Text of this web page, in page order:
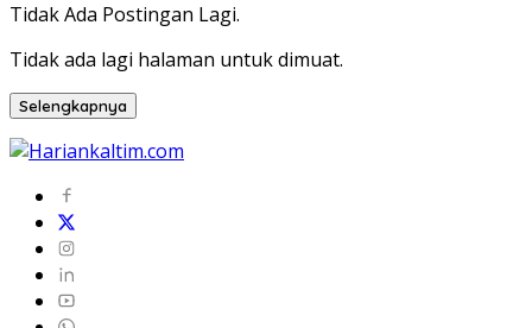
Tidak Ada Postingan Lagi.
Tidak ada lagi halaman untuk dimuat.
Selengkapnya